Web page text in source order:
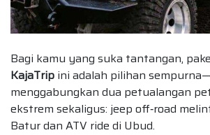
Bagi kamu yang suka tantangan,
KajaTrip ini adalah pilihan sempurna—
menggabungkan dua petualangan
ekstrem sekaligus: jeep off‑road
Batur dan ATV ride di Ubud.